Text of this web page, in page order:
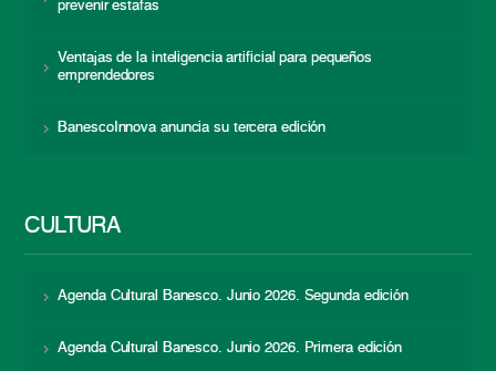
prevenir estafas
Ventajas de la inteligencia artificial para pequeños
emprendedores
BanescoInnova anuncia su tercera edición
CULTURA
Agenda Cultural Banesco. Junio 2026. Segunda edición
Agenda Cultural Banesco. Junio 2026. Primera edición